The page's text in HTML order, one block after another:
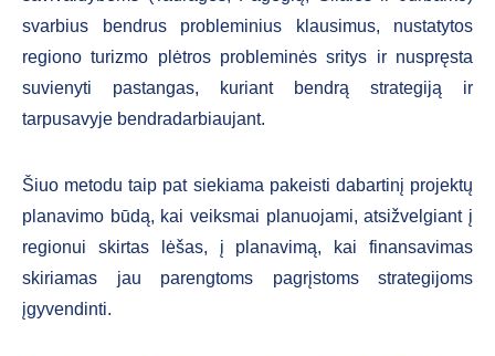
svarbius bendrus probleminius klausimus, nustatytos
regiono turizmo plėtros probleminės sritys ir nuspręsta
suvienyti pastangas, kuriant bendrą strategiją ir
tarpusavyje bendradarbiaujant.
Šiuo metodu taip pat siekiama pakeisti dabartinį projektų
planavimo būdą, kai veiksmai planuojami, atsižvelgiant į
regionui skirtas lėšas, į planavimą, kai finansavimas
skiriamas jau parengtoms pagrįstoms strategijoms
įgyvendinti.